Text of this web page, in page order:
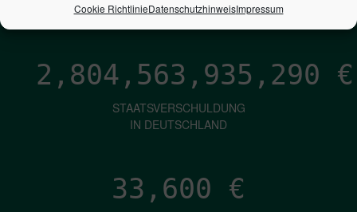
Cookie RichtlinieDatenschutzhinweisImpressum
PRO SEKUNDE
2,804,563,936,137 €
STAATSVERSCHULDUNG
IN DEUTSCHLAND
33,600 €